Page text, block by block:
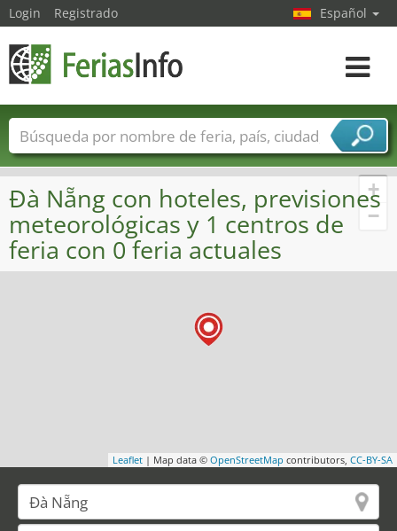
+
−
Leaflet | Map data © OpenStreetMap contributors, CC-BY-SA
Đà Nẵng con hoteles, previsiones
meteorológicas y 1 centros de
feria con 0 feria actuales
Login Registrado Español
toggle
Nombres de ferias Países
Ciudades
Sectores de ferias
Sectores de proveedor de servicios